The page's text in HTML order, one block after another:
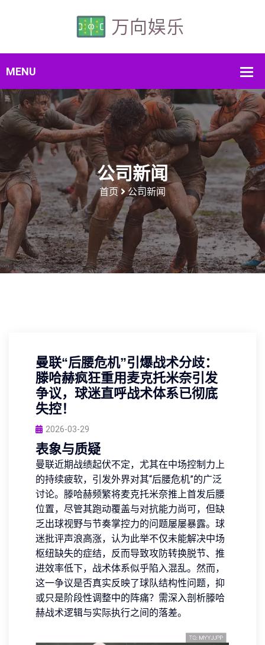
公司新闻
首页 公司新闻
曼联“后腰危机”引爆战术分歧：
滕哈赫疯狂重用麦克托米奈引发
争议，球迷直呼战术体系已彻底
失控！
2026-03-29
表象与质疑
曼联近期战绩起伏不定，尤其在中场控制力上
的持续疲软，引发外界对其“后腰危机”的广泛
讨论。滕哈赫频繁将麦克托米奈推上首发后腰
位置，尽管其跑动覆盖与对抗能力尚可，但缺
乏出球视野与节奏掌控力的问题屡屡暴露。球
迷批评声浪高涨，认为此举不仅未能解决中场
枢纽缺失的症结，反而导致攻防转换脱节、推
进效率低下，战术体系似乎陷入混乱。然而，
这一争议是否真实反映了球队结构性问题，抑
或只是阶段性调整中的阵痛？需深入剖析滕哈
赫战术逻辑与实际执行之间的落差。